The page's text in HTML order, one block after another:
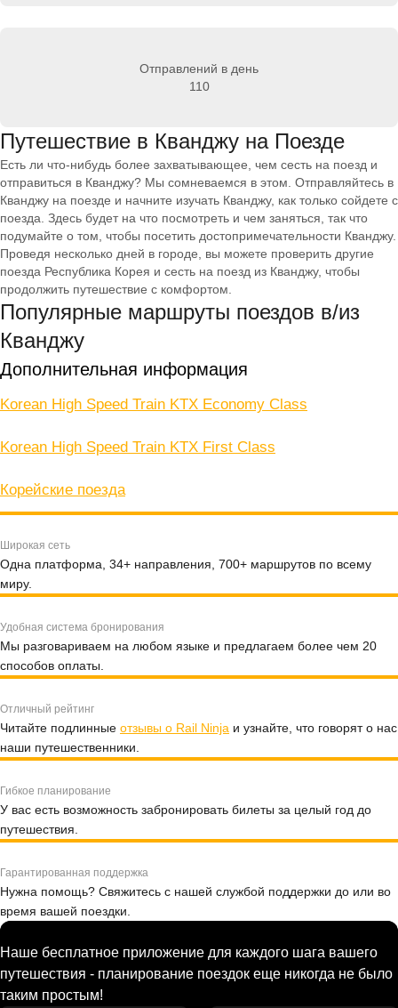
Отправлений в день
110
Путешествие в Кванджу на Поезде
Есть ли что-нибудь более захватывающее, чем сесть на поезд и
отправиться в Кванджу? Мы сомневаемся в этом. Отправляйтесь в
Кванджу на поезде и начните изучать Кванджу, как только сойдете с
поезда. Здесь будет на что посмотреть и чем заняться, так что
подумайте о том, чтобы посетить достопримечательности Кванджу.
Проведя несколько дней в городе, вы можете проверить другие
поезда Республика Корея и сесть на поезд из Кванджу, чтобы
продолжить путешествие с комфортом.
Популярные маршруты поездов в/из
Кванджу
Дополнительная информация
Korean High Speed Train KTX Economy Class
Korean High Speed Train KTX First Class
Корейские поезда
Широкая сеть
Одна платформа, 34+ направления, 700+ маршрутов по всему
миру.
Удобная система бронирования
Мы разговариваем на любом языке и предлагаем более чем 20
способов оплаты.
Отличный рейтинг
Читайте подлинные отзывы о Rail Ninja и узнайте, что говорят о нас
наши путешественники.
Гибкое планирование
У вас есть возможность забронировать билеты за целый год до
путешествия.
Гарантированная поддержка
Нужна помощь? Свяжитесь с нашей службой поддержки до или во
время вашей поездки.
Наше бесплатное приложение для каждого шага вашего
путешествия - планирование поездок еще никогда не было
таким простым!